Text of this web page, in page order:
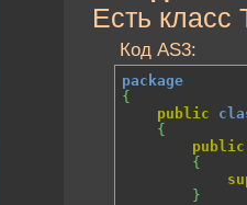
Есть класс
Код AS3:
package
{
public
{
public
{
}